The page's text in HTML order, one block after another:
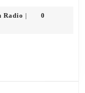
DE
Radio Radaccion
|
0